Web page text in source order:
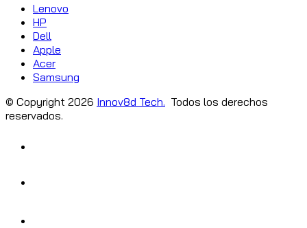
Lenovo
HP
Dell
Apple
Acer
Samsung
© Copyright 2026 Innov8d Tech. Todos los derechos
reservados.